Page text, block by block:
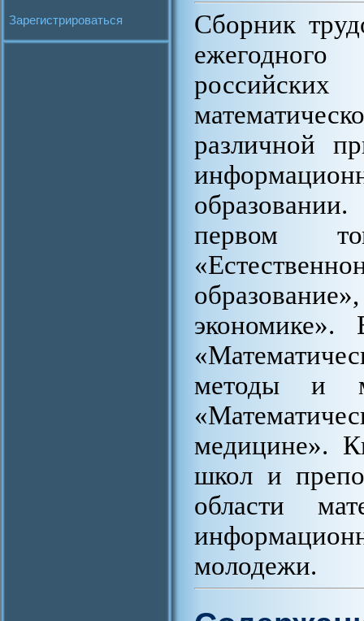
Зарегистрироваться
Сборник
различной
первом
методы и
медицине».
школ и
области
молодежи.